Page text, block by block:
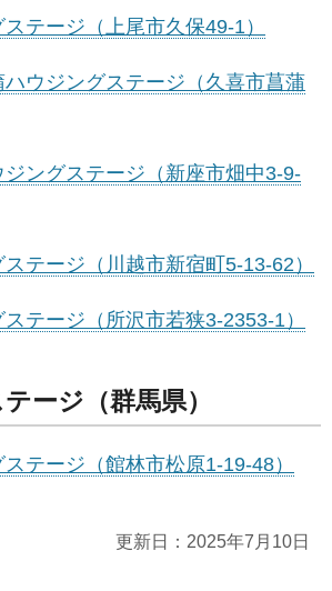
テージ（上尾市久保49-1）
ウジングステージ（久喜市菖蒲
ングステージ（新座市畑中3-9-
テージ（川越市新宿町5-13-62）
テージ（所沢市若狭3-2353-1）
ージ（群馬県）
テージ（館林市松原1-19-48）
更新日： 2025年7月10日